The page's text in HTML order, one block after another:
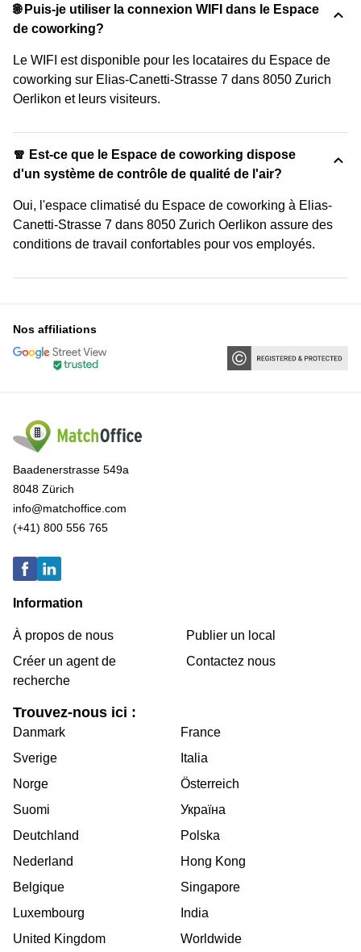
🌐 Puis-je utiliser la connexion WIFI dans le Espace
de coworking?
Le WIFI est disponible pour les locataires du Espace de
coworking sur Elias-Canetti-Strasse 7 dans 8050 Zurich
Oerlikon et leurs visiteurs.
🧣 Est-ce que le Espace de coworking dispose
d'un système de contrôle de qualité de l'air?
Oui, l'espace climatisé du Espace de coworking à Elias-
Canetti-Strasse 7 dans 8050 Zurich Oerlikon assure des
conditions de travail confortables pour vos employés.
Nos affiliations
Baadenerstrasse 549a
8048 Zürich
info@matchoffice.com
(+41) 800 556 765
Information
À propos de nous
Créer un agent de
recherche
Publier un local
Contactez nous
Trouvez-nous ici :
Danmark
Sverige
Norge
Suomi
Deutchland
Nederland
Belgique
Luxembourg
United Kingdom
France
Italia
Österreich
Україна
Polska
Hong Kong
Singapore
India
Worldwide